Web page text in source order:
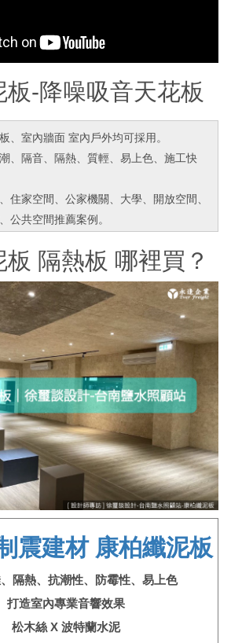
板-降噪吸音天花板
、室內牆面 室內戶外均可採用。
、隔音、隔熱、質輕、易上色、施工快
住家空間、公家機關、大學、開放空間、
公共空間推薦案例。
板 隔熱板 哪裡買？
震建材 康柏纖泥板
隔熱、抗潮性、防霉性、易上色
打造室內專業音響效果
松木絲 X 波特蘭水泥